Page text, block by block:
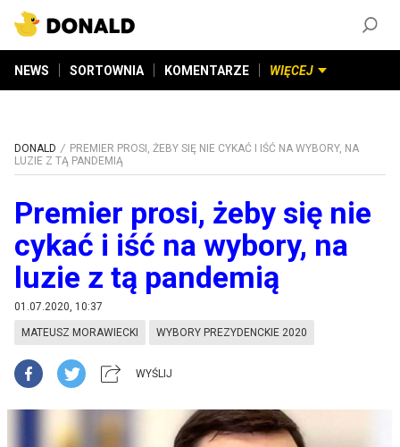
NEWS SORTOWNIA KOMENTARZE WIĘCEJ
DONALD
PREMIER PROSI, ŻEBY SIĘ NIE CYKAĆ I IŚĆ NA WYBORY, NA
LUZIE Z TĄ PANDEMIĄ
Premier prosi, żeby się nie
cykać i iść na wybory, na
luzie z tą pandemią
01.07.2020, 10:37
MATEUSZ MORAWIECKI WYBORY PREZYDENCKIE 2020
WYŚLIJ